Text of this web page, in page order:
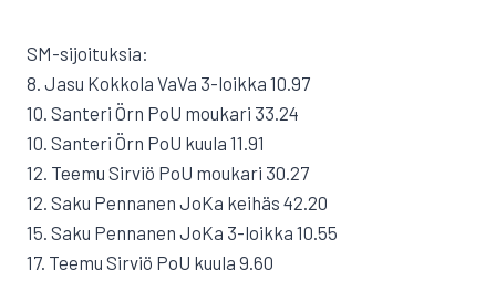
SM-sijoituksia:
8. Jasu Kokkola VaVa 3-loikka 10.97
10. Santeri Örn PoU moukari 33.24
10. Santeri Örn PoU kuula 11.91
12. Teemu Sirviö PoU moukari 30.27
12. Saku Pennanen JoKa keihäs 42.20
15. Saku Pennanen JoKa 3-loikka 10.55
17. Teemu Sirviö PoU kuula 9.60